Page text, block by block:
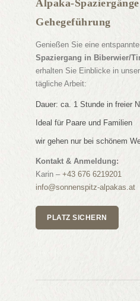
Alpaka-
Gehegeführung
Genießen Sie eine
Spaziergang in Biberwier/
erhalten Sie Einblicke in
tägliche Arbeit:
Dauer: ca. 1 Stunde in freier
Ideal für Paare und Familien
wir gehen nur bei schönem
Kontakt & Anmeldung:
Karin – +43 676 6219201
info@sonnenspitz-alpakas.at
PLATZ SICHERN